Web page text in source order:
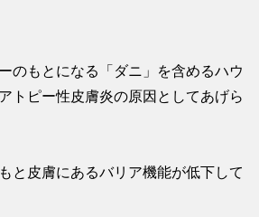
のもとになる「ダニ」を含めるハウ
トピー性皮膚炎の原因としてあげら
と皮膚にあるバリア機能が低下して